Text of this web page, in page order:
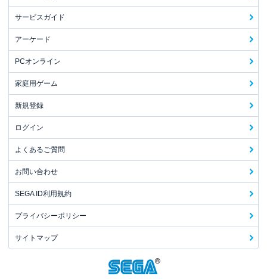
サービスガイド
アーケード
PCオンライン
家庭用ゲーム
新規登録
ログイン
よくあるご質問
お問い合わせ
SEGA ID利用規約
プライバシーポリシー
サイトマップ